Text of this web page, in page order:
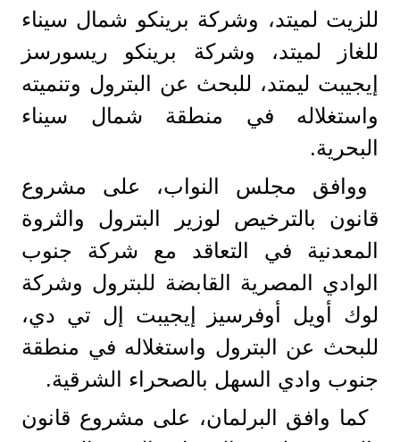
للزيت لميتد، وشركة برينكو شمال سيناء
للغاز لميتد، وشركة برينكو ريسورسز
إيجيبت ليمتد، للبحث عن البترول وتنميته
واستغلاله في منطقة شمال سيناء
البحرية.
ووافق مجلس النواب، على مشروع
قانون بالترخيص لوزير البترول والثروة
المعدنية في التعاقد مع شركة جنوب
الوادي المصرية القابضة للبترول وشركة
لوك أويل أوفرسيز إيجيبت إل تي دي،
للبحث عن البترول واستغلاله في منطقة
جنوب وادي السهل بالصحراء الشرقية.
كما وافق البرلمان، على مشروع قانون